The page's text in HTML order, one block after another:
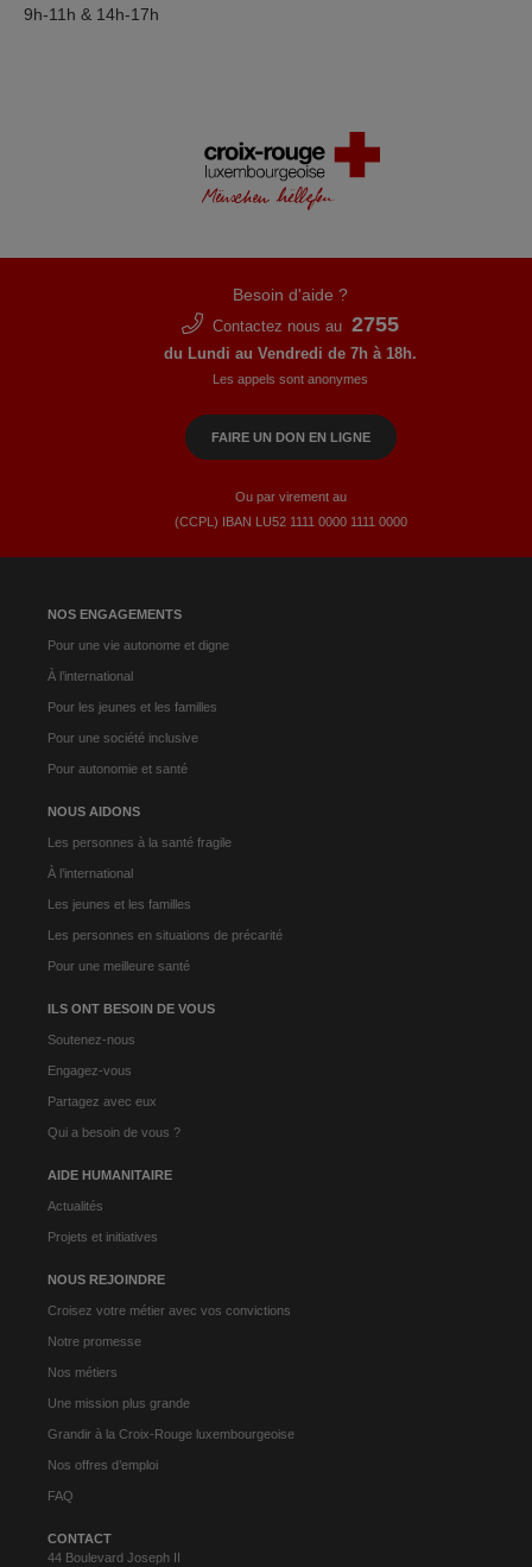
9h-11h & 14h-17h
NOS ENGAGEMENTS
Pour une vie autonome et digne
À l’international
Pour les jeunes et les familles
Pour une société inclusive
Pour autonomie et santé
NOUS AIDONS
Les personnes à la santé fragile
À l’international
Les jeunes et les familles
Les personnes en situations de précarité
Pour une meilleure santé
ILS ONT BESOIN DE VOUS
Soutenez-nous
Engagez-vous
Partagez avec eux
Qui a besoin de vous ?
AIDE HUMANITAIRE
Actualités
Projets et initiatives
NOUS REJOINDRE
Croisez votre métier avec vos convictions
Notre promesse
Nos métiers
Une mission plus grande
Grandir à la Croix-Rouge luxembourgeoise
Nos offres d’emploi
FAQ
CONTACT
44 Boulevard Joseph II
Besoin d'aide ?
Contactez nous au 2755
du Lundi au Vendredi de 7h à 18h.
Les appels sont anonymes
FAIRE UN DON EN LIGNE
Ou par virement au
(CCPL) IBAN LU52​ 1111​ 0000​ 1111​ 0000